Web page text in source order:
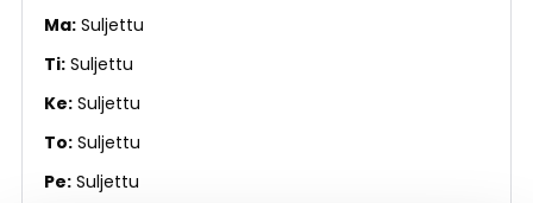
Ma Suljettu
Ti Suljettu
Ke Suljettu
To Suljettu
Pe Suljettu